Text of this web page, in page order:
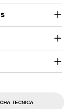
TECNICA